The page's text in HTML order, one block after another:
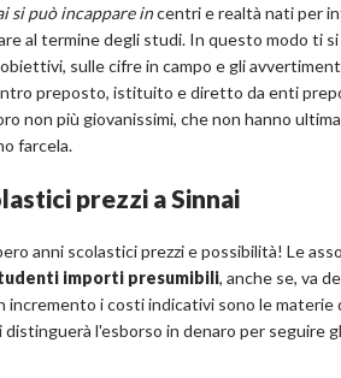
si può incappare incentri e realtà nati per
al termine degli studi. In questo modo ti
sulle cifre in campo e gli
preposto, istituito e diretto da enti
non più giovanissimi, che non hanno
farcela.
prezzi a Sinnai
anni scolastici prezzi e possibilità! Le
importi presumibili, anche se, va
i costi indicativi sono le materie
distinguerà l'esborso in denaro per seguire